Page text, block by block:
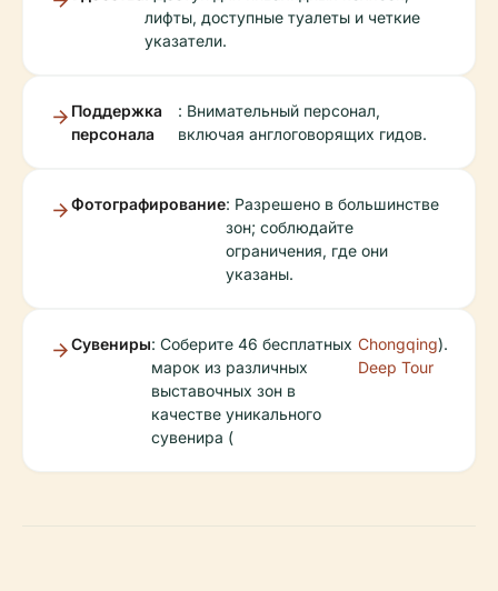
лифты, доступные туалеты и четкие
указатели.
Поддержка
персонала
: Внимательный персонал,
включая англоговорящих гидов.
Фотографирование: Разрешено в большинстве
зон; соблюдайте
ограничения, где они
указаны.
Сувениры: Соберите 46 бесплатных
марок из различных
выставочных зон в
качестве уникального
сувенира (
Chongqing
Deep Tour
).